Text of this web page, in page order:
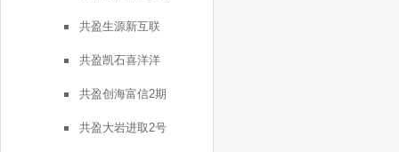
共盈生源新互联
共盈凯石喜洋洋
共盈创海富信2期
共盈大岩进取2号